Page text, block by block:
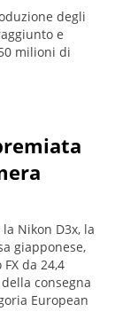
degli
e
milioni di
Nikon D3x, la
giapponese,
da 24,4
consegna
European